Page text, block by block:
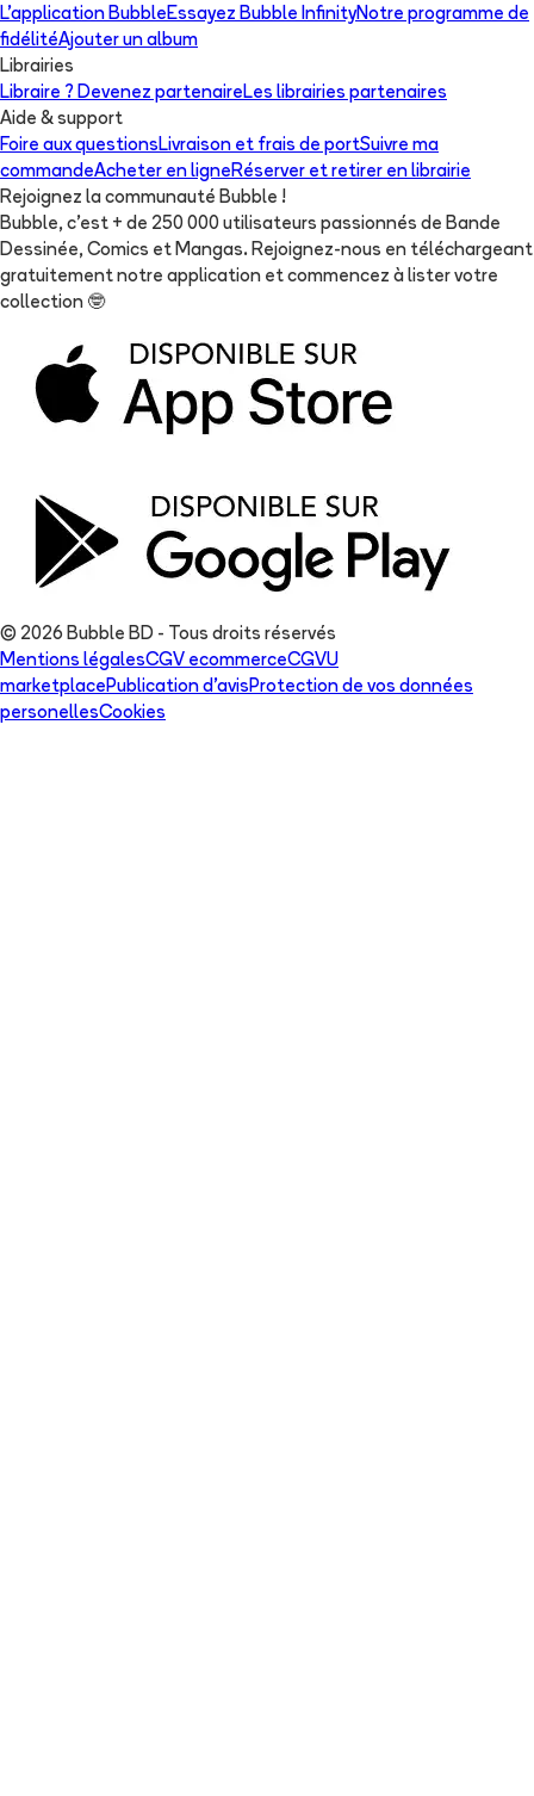
L'application Bubble Essayez Bubble InfinityNotre programme de
fidélitéAjouter un album
Librairies
Libraire ? Devenez partenaire Les librairies partenaires
Aide & support
Foire aux questions Livraison et frais de portSuivre ma
commandeAcheter en ligne Réserver et retirer en librairie
Rejoignez la communauté Bubble !
Bubble, c'est + de 250 000 utilisateurs passionnés de Bande
Dessinée, Comics et Mangas. Rejoignez-nous en téléchargeant
gratuitement notre application et commencez à lister votre
collection 🤓
© 2026 Bubble BD - Tous droits réservés
Mentions légalesCGV ecommerceCGVU
marketplace Publication d'avis Protection de vos données
personellesCookies